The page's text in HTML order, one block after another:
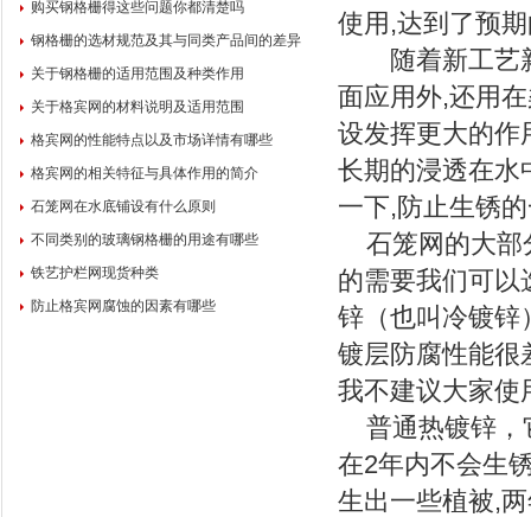
使用,达到了预
随着新工艺新
面应用外,还用
设发挥更大的作
长期的浸透在水
一下,防止生锈
石笼网的大部
的需要我们可以
锌（也叫冷镀锌
镀层防腐性能很
我不建议大家使
普通热镀锌，
在2年内不会生
生出一些植被,
购买钢格栅得这些问题你都清楚吗
钢格栅的选材规范及其与同类产品间的差异
关于钢格栅的适用范围及种类作用
关于格宾网的材料说明及适用范围
格宾网的性能特点以及市场详情有哪些
格宾网的相关特征与具体作用的简介
石笼网在水底铺设有什么原则
不同类别的玻璃钢格栅的用途有哪些
铁艺护栏网现货种类
防止格宾网腐蚀的因素有哪些